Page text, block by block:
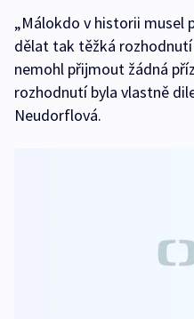
„Málokdo v historii
dělat tak těžká
nemohl přijmout žádná
rozhodnutí byla vlastně
Neudorflová.